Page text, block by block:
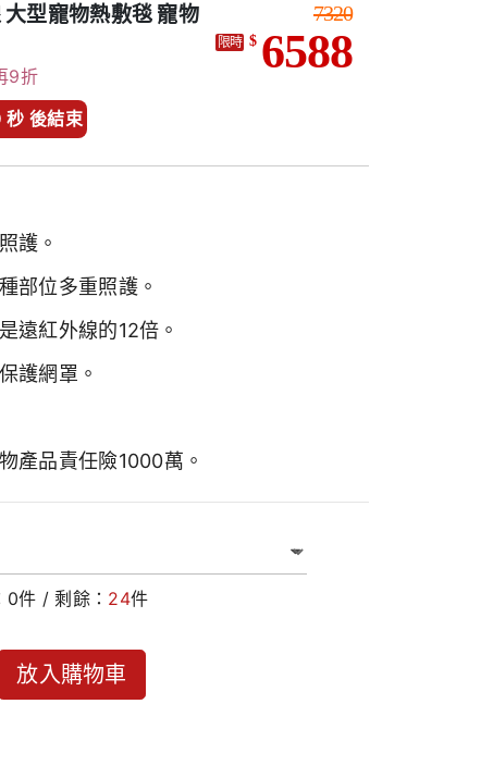
型寵物熱敷毯 寵物
9折
後結束
7320
限時 $ 6588
護。
部位多重照護。
遠紅外線的12倍。
護網罩。
產品責任險1000萬。
0件 / 剩餘： 24件
放入購物車